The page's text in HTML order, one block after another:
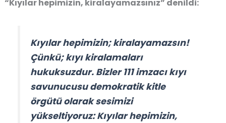
“Kıyılar hepimizin, kiralayamazsınız” denildi:
Kıyılar hepimizin; kiralayamazsın!
Çünkü; kıyı kiralamaları
hukuksuzdur. Bizler 111 imzacı kıyı
savunucusu demokratik kitle
örgütü olarak sesimizi
yükseltiyoruz: Kıyılar hepimizin,